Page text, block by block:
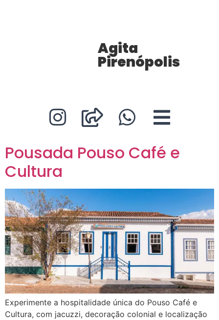
Agita
Pirenópolis
Pousada Pouso Café e
Cultura
Experimente a hospitalidade única do Pouso Café e
Cultura, com jacuzzi, decoração colonial e localização